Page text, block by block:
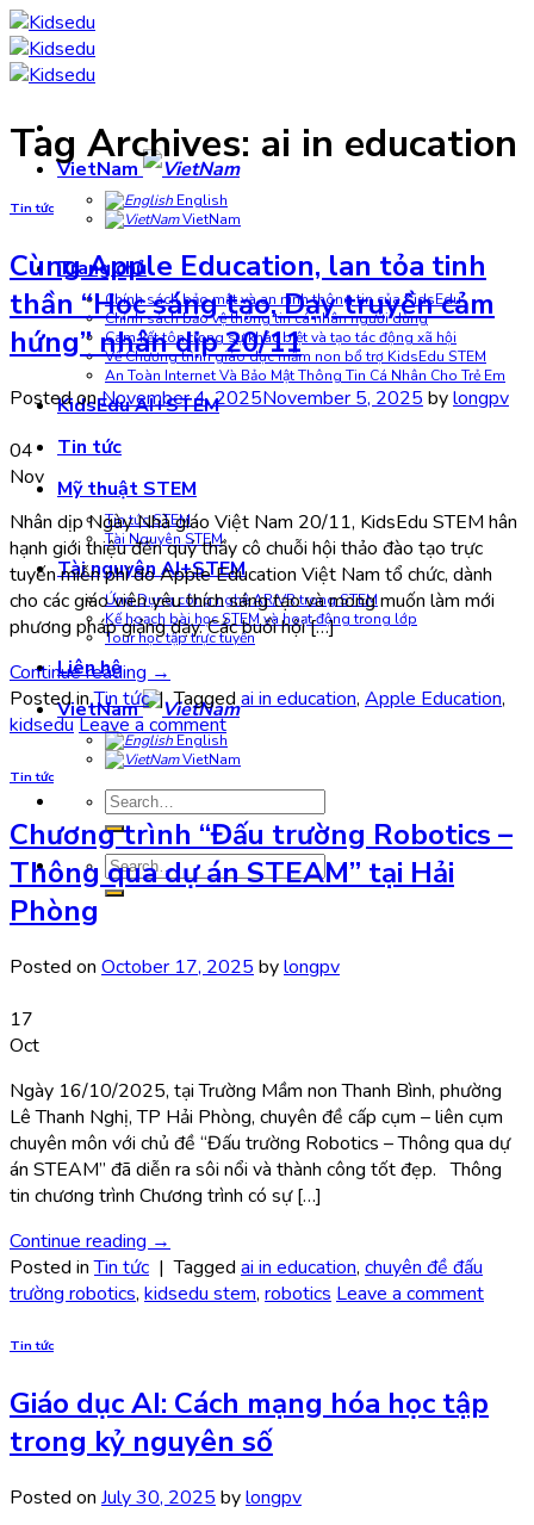
Skip
to
content
VietNam
English
VietNam
Trang chủ
Chính sách bảo mật và an ninh thông tin của KidsEdu
Chính sách bảo vệ thông tin cá nhân người dùng
Cam kết tôn trọng sự khác biệt và tạo tác động xã hội
Về Chương trình giáo dục mầm non bổ trợ KidsEdu STEM
An Toàn Internet Và Bảo Mật Thông Tin Cá Nhân Cho Trẻ Em
KidsEdu AI+STEM
Tin tức
Mỹ thuật STEM
Tin tức STEM
Tài Nguyên STEM
Tài nguyên AI+STEM
Ứng Dụng công nghệ AR/VR trong STEM
Kế hoạch bài học STEM và hoạt động trong lớp
Tour học tập trực tuyến
Liên hệ
VietNam
English
VietNam
Search
for:
Search
for:
Tag Archives: ai in education
Tin tức
Cùng Apple Education, lan tỏa tinh
thần “Học sáng tạo, Dạy truyền cảm
hứng” nhân dịp 20/11
Posted onNovember 4, 2025November 5, 2025 bylongpv
04
Nov
Nhân dịp Ngày Nhà giáo Việt Nam 20/11, KidsEdu STEM hân
hạnh giới thiệu đến quý thầy cô chuỗi hội thảo đào tạo trực
tuyến miễn phí do Apple Education Việt Nam tổ chức, dành
cho các giáo viên yêu thích sáng tạo và mong muốn làm mới
phương pháp giảng dạy. Các buổi hội […]
Continue reading →
Posted inTin tức|Tagged ai in education, Apple Education,
kidseduLeave a comment
Tin tức
Chương trình “Đấu trường Robotics –
Thông qua dự án STEAM” tại Hải
Phòng
Posted on October 17, 2025 bylongpv
17
Oct
Ngày 16/10/2025, tại Trường Mầm non Thanh Bình, phường
Lê Thanh Nghị, TP Hải Phòng, chuyên đề cấp cụm – liên cụm
chuyên môn với chủ đề “Đấu trường Robotics – Thông qua dự
án STEAM” đã diễn ra sôi nổi và thành công tốt đẹp. Thông
tin chương trình Chương trình có sự […]
Continue reading →
Posted inTin tức | Tagged ai in education, chuyên đề đấu
trường robotics, kidsedu stem, robotics Leave a comment
Tin tức
Giáo dục AI: Cách mạng hóa học tập
trong kỷ nguyên số
Posted on July 30, 2025 bylongpv